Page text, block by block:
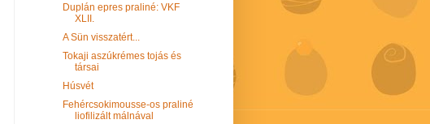
Duplán epres praliné: VKF
XLII.
A Sün visszatért...
Tokaji aszúkrémes tojás és
társai
Húsvét
Fehércsokimousse-os praliné
liofilizált málnával